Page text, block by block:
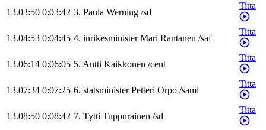
13.03:50 0:03:42 3. Paula Werning /sd
Titta
13.04:53 0:04:45 4. inrikesminister Mari Rantanen /saf
Titta
13.06:14 0:06:05 5. Antti Kaikkonen /cent
Titta
13.07:34 0:07:25 6. statsminister Petteri Orpo /saml
Titta
13.08:50 0:08:42 7. Tytti Tuppurainen /sd
Titta